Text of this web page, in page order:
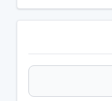
معهم